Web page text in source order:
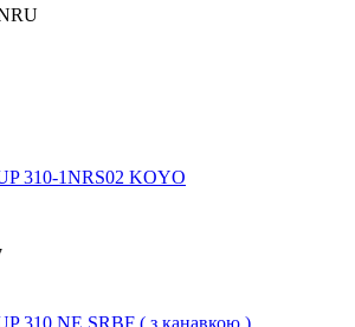
310-1NRS02 KOYO
310 NE SRBF ( з канавкою )